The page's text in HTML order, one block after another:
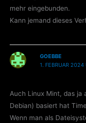
mehr eingebunden.
Kann jemand dieses
GOEBBE
1. FEBRUAR
Auch Linux Mint, das ja
Debian) basiert hat
Wenn man als